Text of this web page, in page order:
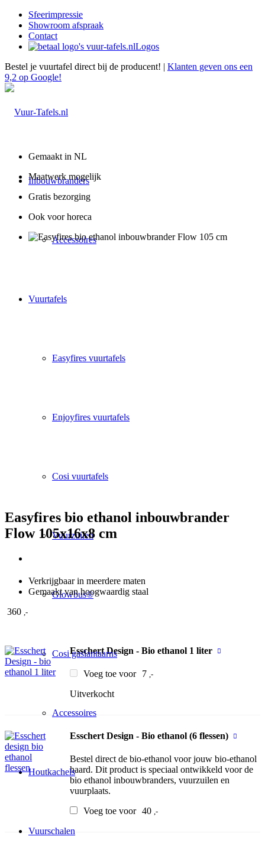
Sfeerimpressie
Showroom afspraak
Contact
Logos
Bestel je vuurtafel direct bij de producent! | Klanten geven ons een
9,2 op Google!
Inbouwbranders
Accessoires
Vuurtafels
Easyfires vuurtafels
Enjoyfires vuurtafels
Cosi vuurtafels
Vuurzuilen
Glowbus®
Cosi gaslantaarns
Accessoires
Houtkachels
Vuurschalen
Gemaakt in NL
Maatwerk mogelijk
Gratis bezorging
Ook voor horeca
Easyfires bio ethanol inbouwbrander
Flow 105x16x8 cm
Verkrijgbaar in meerdere maten
Gemaakt van hoogwaardig staal
360 ,-
Esschert Design - Bio ethanol 1 liter
Voeg toe voor 7 ,-
Uitverkocht
Esschert Design - Bio ethanol (6 flessen)
Bestel direct de bio-ethanol voor jouw bio-ethanol
haard. Dit product is speciaal ontwikkeld voor de
bio ethanol inbouwbranders, vuurzuilen en
vuurplaats.
Voeg toe voor 40 ,-